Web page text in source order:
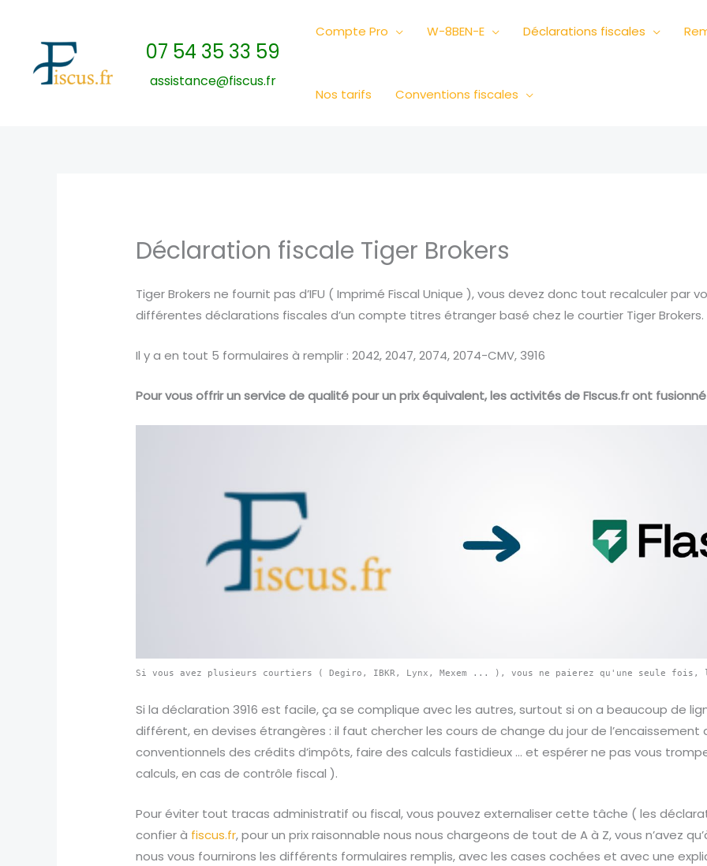
07 54 35 33 59
assistance@fiscus.fr
Compte Pro W-8BEN-E Déclarations fiscales
Nos tarifs Conventions fiscales
Déclaration fiscale Tiger Brokers
Tiger Brokers ne fournit pas d’IFU ( Imprimé Fiscal Unique ), vous devez donc tout recalculer par
différentes déclarations fiscales d’un compte titres étranger basé chez le courtier Tiger Brokers.
Il y a en tout 5 formulaires à remplir : 2042, 2047, 2074, 2074-CMV, 3916
Pour vous offrir un service de qualité pour un prix équivalent, les activités de FIscus.fr ont
Si vous avez plusieurs courtiers ( Degiro, IBKR, Lynx, Mexem ... ), vous ne paierez qu'une seule
Si la déclaration 3916 est facile, ça se complique avec les autres, surtout si on a beaucoup de
différent, en devises étrangères : il faut chercher les cours de change du jour de l’encaissement
conventionnels des crédits d’impôts, faire des calculs fastidieux … et espérer ne pas vous
calculs, en cas de contrôle fiscal ).
Pour éviter tout tracas administratif ou fiscal, vous pouvez externaliser cette tâche ( les
confier à fiscus.fr, pour un prix raisonnable nous nous chargeons de tout de A à Z, vous n’avez
nous vous fournirons les différents formulaires remplis, avec les cases cochées et avec une